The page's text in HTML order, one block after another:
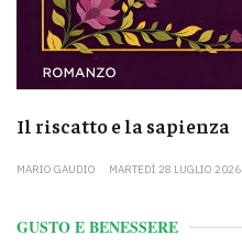
Il riscatto e la sapienza
MARIO GAUDIO MARTEDÌ 28 LUGLIO 2026
GUSTO E BENESSERE